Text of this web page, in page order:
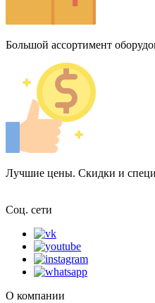
Большой ассортимент
Лучшие цены. Скидки и
Соц. сети
О компании